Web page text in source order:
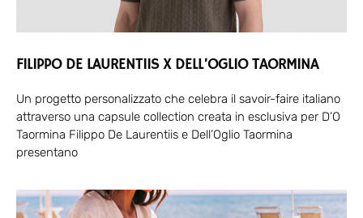
FILIPPO DE LAURENTIIS X DELL’OGLIO TAORMINA
Un progetto personalizzato che celebra il savoir-faire italiano
attraverso una capsule collection creata in esclusiva per D’O
Taormina Filippo De Laurentiis e Dell’Oglio Taormina
presentano